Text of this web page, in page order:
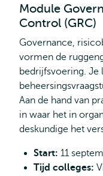
Module
Control (GRC)
Governance,
vormen de
bedrijfsvoering. Je
Aan de hand van
in waar het in
deskundige het
Start: 11
Tijd colleges: